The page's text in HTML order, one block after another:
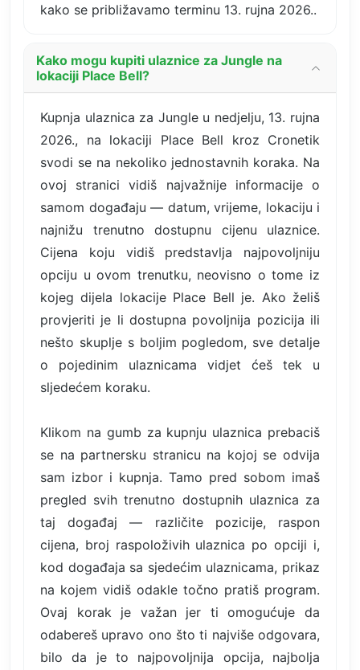
kako se približavamo terminu 13. rujna 2026..
Kako mogu kupiti ulaznice za Jungle na
lokaciji Place Bell?
Kupnja ulaznica za Jungle u nedjelju, 13. rujna
2026., na lokaciji Place Bell kroz Cronetik
svodi se na nekoliko jednostavnih koraka. Na
ovoj stranici vidiš najvažnije informacije o
samom događaju — datum, vrijeme, lokaciju i
najnižu trenutno dostupnu cijenu ulaznice.
Cijena koju vidiš predstavlja najpovoljniju
opciju u ovom trenutku, neovisno o tome iz
kojeg dijela lokacije Place Bell je. Ako želiš
provjeriti je li dostupna povoljnija pozicija ili
nešto skuplje s boljim pogledom, sve detalje
o pojedinim ulaznicama vidjet ćeš tek u
sljedećem koraku.
Klikom na gumb za kupnju ulaznica prebaciš
se na partnersku stranicu na kojoj se odvija
sam izbor i kupnja. Tamo pred sobom imaš
pregled svih trenutno dostupnih ulaznica za
taj događaj — različite pozicije, raspon
cijena, broj raspoloživih ulaznica po opciji i,
kod događaja sa sjedećim ulaznicama, prikaz
na kojem vidiš odakle točno pratiš program.
Ovaj korak je važan jer ti omogućuje da
odabereš upravo ono što ti najviše odgovara,
bilo da je to najpovoljnija opcija, najbolja